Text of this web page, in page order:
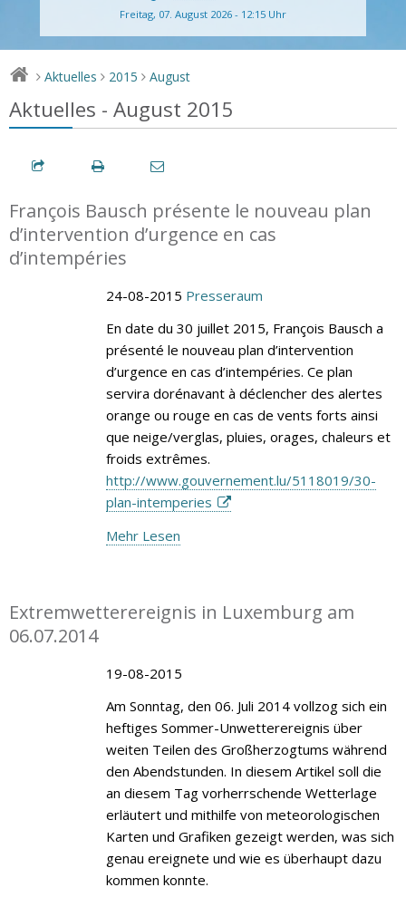
Freitag, 07. August 2026 - 12:15 Uhr
> Aktuelles > 2015 > August
Aktuelles - August 2015
François Bausch présente le nouveau plan
d’intervention d’urgence en cas
d’intempéries
24-08-2015 Presseraum
En date du 30 juillet 2015, François Bausch a
présenté le nouveau plan d’intervention
d’urgence en cas d’intempéries. Ce plan
servira dorénavant à déclencher des alertes
orange ou rouge en cas de vents forts ainsi
que neige/verglas, pluies, orages, chaleurs et
froids extrêmes.
http://www.gouvernement.lu/5118019/30-
plan-intemperies
Mehr Lesen
Extremwetterereignis in Luxemburg am
06.07.2014
19-08-2015
Am Sonntag, den 06. Juli 2014 vollzog sich ein
heftiges Sommer-Unwetterereignis über
weiten Teilen des Großherzogtums während
den Abendstunden. In diesem Artikel soll die
an diesem Tag vorherrschende Wetterlage
erläutert und mithilfe von meteorologischen
Karten und Grafiken gezeigt werden, was sich
genau ereignete und wie es überhaupt dazu
kommen konnte.